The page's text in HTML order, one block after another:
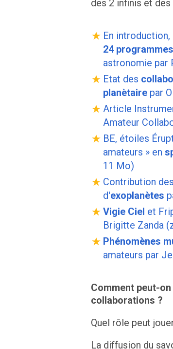
des 2 infinis et
En
24 programmes
astronomie par
Etat des
planètaire par
Article
Amateur
BE, étoiles
amateurs » en
11 Mo)
Contribution
d'exoplanètes
Vigie Ciel et
Brigitte Zanda
Phénomènes
amateurs par
Comment peut-
collaborations ?
Quel rôle peut
La diffusion du